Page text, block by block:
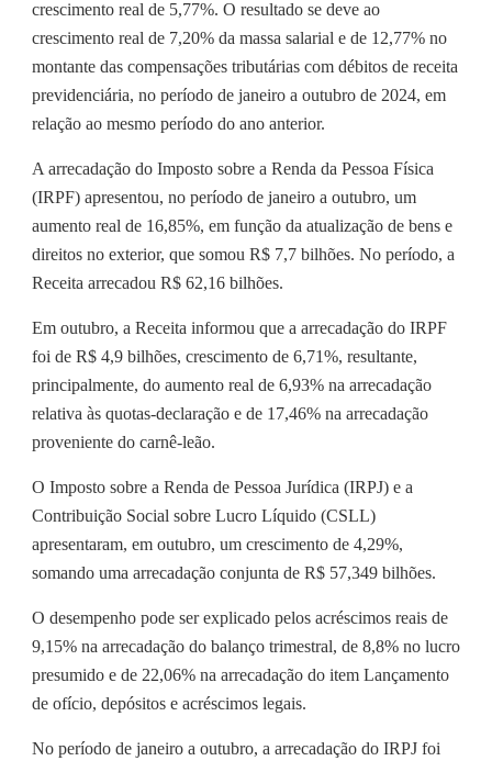
crescimento real de 5,77%. O resultado se deve ao
crescimento real de 7,20% da massa salarial e de 12,77% no
montante das compensações tributárias com débitos de receita
previdenciária, no período de janeiro a outubro de 2024, em
relação ao mesmo período do ano anterior.
A arrecadação do Imposto sobre a Renda da Pessoa Física
(IRPF) apresentou, no período de janeiro a outubro, um
aumento real de 16,85%, em função da atualização de bens e
direitos no exterior, que somou R$ 7,7 bilhões. No período, a
Receita arrecadou R$ 62,16 bilhões.
Em outubro, a Receita informou que a arrecadação do IRPF
foi de R$ 4,9 bilhões, crescimento de 6,71%, resultante,
principalmente, do aumento real de 6,93% na arrecadação
relativa às quotas-declaração e de 17,46% na arrecadação
proveniente do carnê-leão.
O Imposto sobre a Renda de Pessoa Jurídica (IRPJ) e a
Contribuição Social sobre Lucro Líquido (CSLL)
apresentaram, em outubro, um crescimento de 4,29%,
somando uma arrecadação conjunta de R$ 57,349 bilhões.
O desempenho pode ser explicado pelos acréscimos reais de
9,15% na arrecadação do balanço trimestral, de 8,8% no lucro
presumido e de 22,06% na arrecadação do item Lançamento
de ofício, depósitos e acréscimos legais.
No período de janeiro a outubro, a arrecadação do IRPJ foi